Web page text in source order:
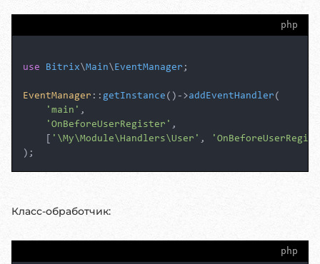
php
use Bitrix \Main \EventManager ;
EventManager :: getInstance ()->addEventHandler (
'main' ,
'OnBeforeUserRegister' ,
'\My\Module\Handlers\User' ,
Класс-обработчик:
php